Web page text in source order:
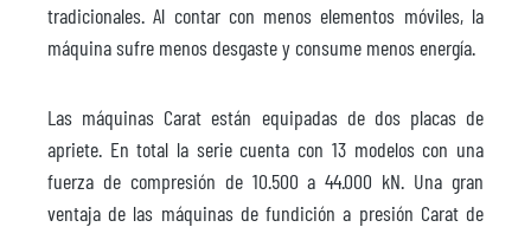
tradicionales. Al contar con menos elementos móviles, la
máquina sufre menos desgaste y consume menos energía.
Las máquinas Carat están equipadas de dos placas de
apriete. En total la serie cuenta con 13 modelos con una
fuerza de compresión de 10.500 a 44.000 kN. Una gran
ventaja de las máquinas de fundición a presión Carat de